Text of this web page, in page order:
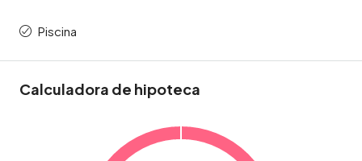
Piscina
Calculadora de hipoteca